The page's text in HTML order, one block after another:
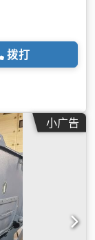
拨打
小广告